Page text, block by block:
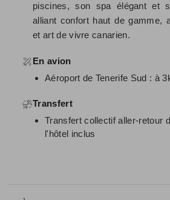
piscines, son spa élégant et
alliant confort haut de gamme,
et art de vivre canarien.
En avion
Aéroport de Tenerife Sud : à
Transfert
Transfert collectif aller-retour
l'hôtel inclus